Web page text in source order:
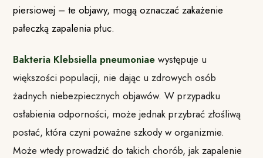
piersiowej – te objawy, mogą oznaczać zakażenie
pałeczką zapalenia płuc.
Bakteria Klebsiella pneumoniae występuje u
większości populacji, nie dając u zdrowych osób
żadnych niebezpiecznych objawów. W przypadku
osłabienia odporności, może jednak przybrać złośliwą
postać, która czyni poważne szkody w organizmie.
Może wtedy prowadzić do takich chorób, jak zapalenie